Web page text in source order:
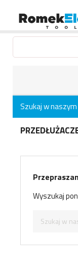
Wyszukaj